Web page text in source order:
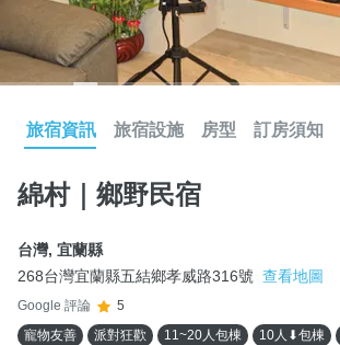
旅宿資訊 旅宿設施 房型 訂房須知
綿村｜鄉野民宿
台灣, 宜蘭縣
268台灣宜蘭縣五結鄉孝威路316號 查看地圖
Google 評論
5
寵物友善
派對狂歡 11~20人包棟 10人⬇包棟